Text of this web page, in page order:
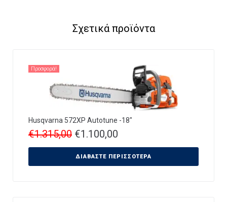
Σχετικά προϊόντα
Προσφορά!
Husqvarna 572XP Autotune -18″
€1.315,00 €1.100,00
ΔΙΑΒΆΣΤΕ ΠΕΡΙΣΣΌΤΕΡΑ